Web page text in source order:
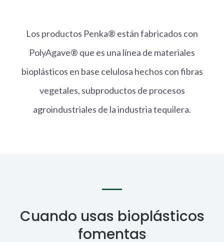
Los productos Penka® están fabricados con
PolyAgave® que es una línea de materiales
bioplásticos en base celulosa hechos con fibras
vegetales, subproductos de procesos
agroindustriales de la industria tequilera.
Cuando usas bioplásticos
fomentas